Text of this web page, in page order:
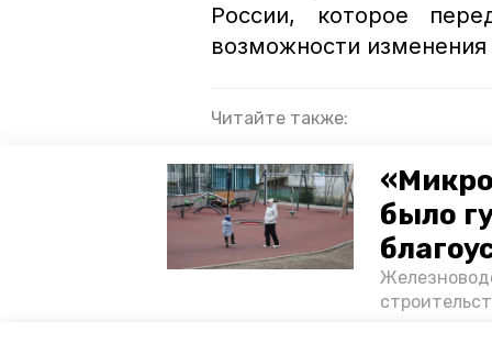
было
России, которое
возможности изменения
Читайте также:
года
«Брата-близнеца»